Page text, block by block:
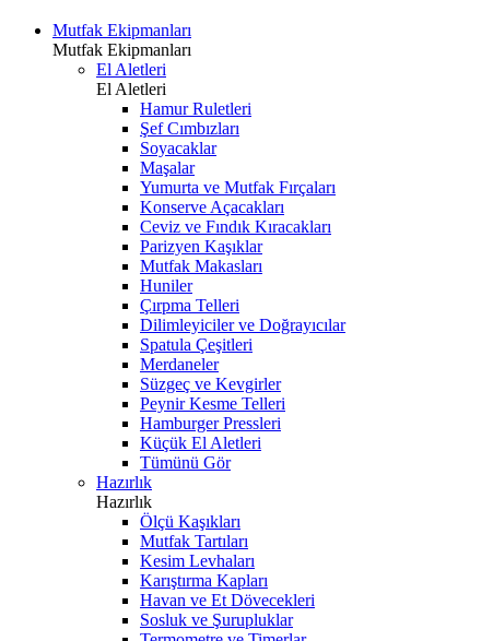
Mutfak Ekipmanları
Mutfak Ekipmanları
El Aletleri
El Aletleri
Hamur Ruletleri
Şef Cımbızları
Soyacaklar
Maşalar
Yumurta ve Mutfak Fırçaları
Konserve Açacakları
Ceviz ve Fındık Kıracakları
Parizyen Kaşıklar
Mutfak Makasları
Huniler
Çırpma Telleri
Dilimleyiciler ve Doğrayıcılar
Spatula Çeşitleri
Merdaneler
Süzgeç ve Kevgirler
Peynir Kesme Telleri
Hamburger Pressleri
Küçük El Aletleri
Tümünü Gör
Hazırlık
Hazırlık
Ölçü Kaşıkları
Mutfak Tartıları
Kesim Levhaları
Karıştırma Kapları
Havan ve Et Dövecekleri
Sosluk ve Şurupluklar